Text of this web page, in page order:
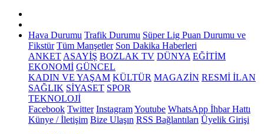
Hava Durumu Trafik Durumu Süper Lig Puan Durumu ve
Fikstür Tüm Manşetler Son Dakika Haberleri
ANKET ASAYİŞ BOZLAK TV DÜNYA EĞİTİM
EKONOMİ GÜNCEL
KADIN VE YAŞAM KÜLTÜR MAGAZİN RESMİ İLAN
SAĞLIK SİYASET SPOR
TEKNOLOJİ
Facebook Twitter InstagramYoutube WhatsApp İhbar Hattı
Künye / İletişim Bize Ulaşın RSS Bağlantıları Üyelik Girişi